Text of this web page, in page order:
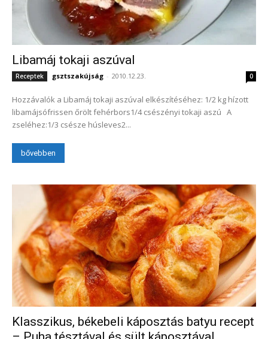
Libamáj tokaji aszúval
Receptek gsztszakújság - 2010.12.23. 0
Hozzávalók a Libamáj tokaji aszúval elkészítéséhez: 1/2 kg hízott
libamájsófrissen őrölt fehérbors1/4 csészényi tokaji aszú A
zseléhez:1/3 csésze húsleves2...
bővebben
Klasszikus, békebeli káposztás batyu recept